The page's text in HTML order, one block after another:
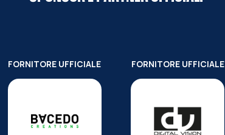
FORNITORE UFFICIALE FORNITORE UFFICIALE